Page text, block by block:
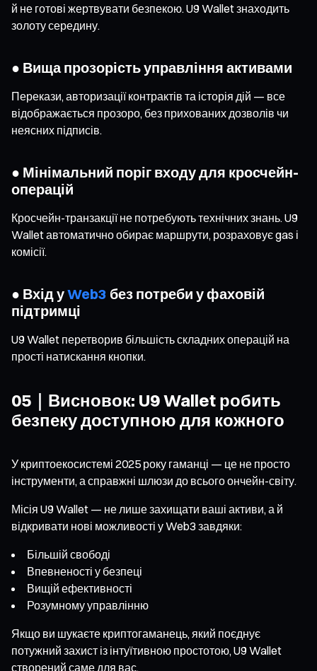
й не готові жертвувати безпекою. U9 Wallet знаходить
золоту середину.
● Вища прозорість управління активами
Перекази, авторизації контрактів та історія дій — все
відображається прозоро, без прихованих дозволів чи
неясних підписів.
● Мінімальний поріг входу для кросчейн-
операцій
Кросчейн-транзакції не потребують технічних знань. U9
Wallet автоматично обирає маршрути, розраховує gas і
комісії.
● Вхід уWeb3 без потреби у фаховій
підтримці
U9 Wallet перетворив більшість складних операцій на
прості натискання кнопки.
05｜Висновок: U9 Wallet робить
безпеку доступною для кожного
У криптоекосистемі 2025 року гаманці — це не просто
інструменти, а справжні шлюзи до всього ончейн-світу.
Місія U9 Wallet — не лише захищати ваші активи, а й
відкривати нові можливості у Web3 завдяки:
Більшій свободі
Впевненості у безпеці
Вищій ефективності
Розумному управлінню
Якщо ви шукаєте криптогаманець, який поєднує
потужний захист із інтуїтивною простотою, U9 Wallet
створений саме для вас.